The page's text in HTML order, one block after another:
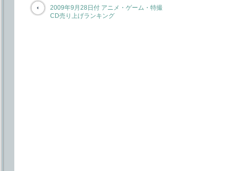
2009年9月28日付 アニメ・ゲーム・特撮
CD売り上げランキング